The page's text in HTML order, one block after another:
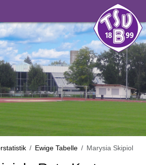
Ewige Tabelle Marysia Skipiol